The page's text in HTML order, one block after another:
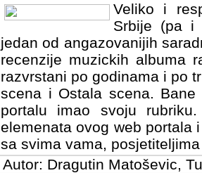
Veliko i
Srbije (pa i
jedan od angazovanijih
recenzije muzickih albuma
razvrstani po godinama i po
scena i Ostala scena.
portalu imao svoju
elemenata ovog web portala
sa svima vama,
Autor: Dragutin Matoševic,